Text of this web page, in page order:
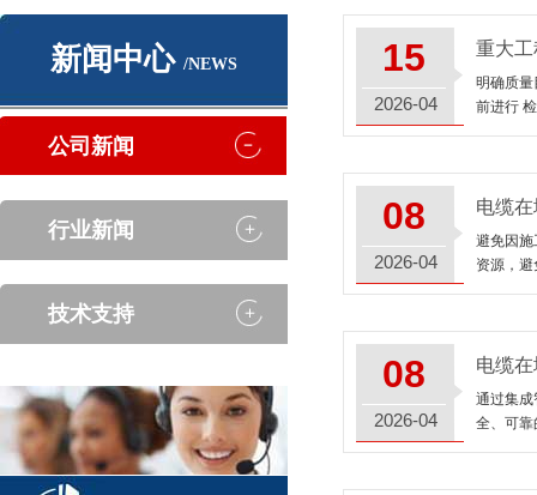
新闻中心 /NEWS
公司新闻
行业新闻
技术支持
15
2026-04
重大
明确质量
前进行
08
2026-04
电缆
避免因施
资源，
08
2026-04
电缆
通过集成
全、可靠